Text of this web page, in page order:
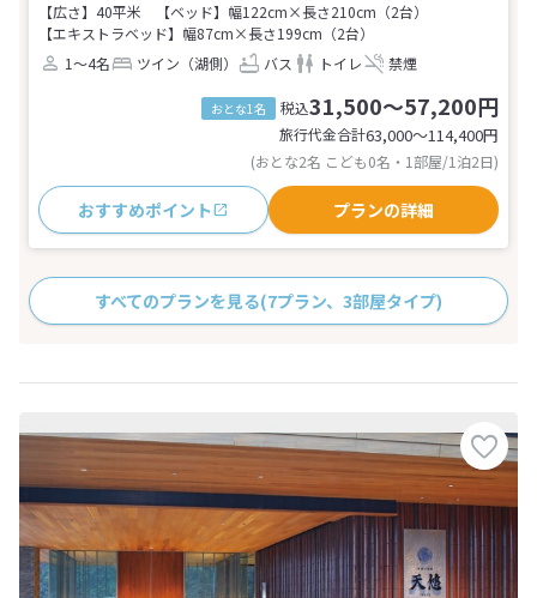
【広さ】40平米
【ベッド】幅122cm×長さ210cm（2台）
【エキストラベッド】幅87cm×長さ199cm（2台）
1～4名
ツイン（湖側） バス トイレ 禁煙
おとな1名 税込31,500～57,200円
旅行代金合計63,000〜114,400円
(おとな2名 こども0名・1部屋/1泊2日)
おすすめポイント プランの詳細
すべてのプランを見る(7プラン、3部屋タイプ)